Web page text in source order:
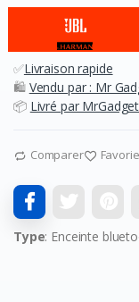
✅Livraison rapide
🛍️ Vendu par : Mr
📦 Livré par
Comparer
Type: Enceinte